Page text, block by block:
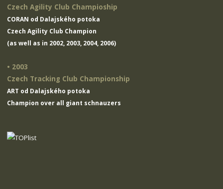
Czech Agility Club Champioship
CORAN od Dalajského potoka
Czech Agility Club Champion
(as well as in 2002, 2003, 2004, 2006)
• 2003
Czech Tracking Club Championship
ART od Dalajského potoka
Champion over all giant schnauzers